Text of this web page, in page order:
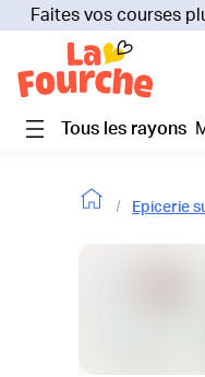
Faites vos courses
Tous les rayons
Epicerie